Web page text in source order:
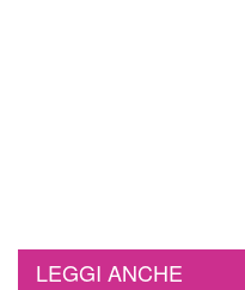
LEGGI ANCHE